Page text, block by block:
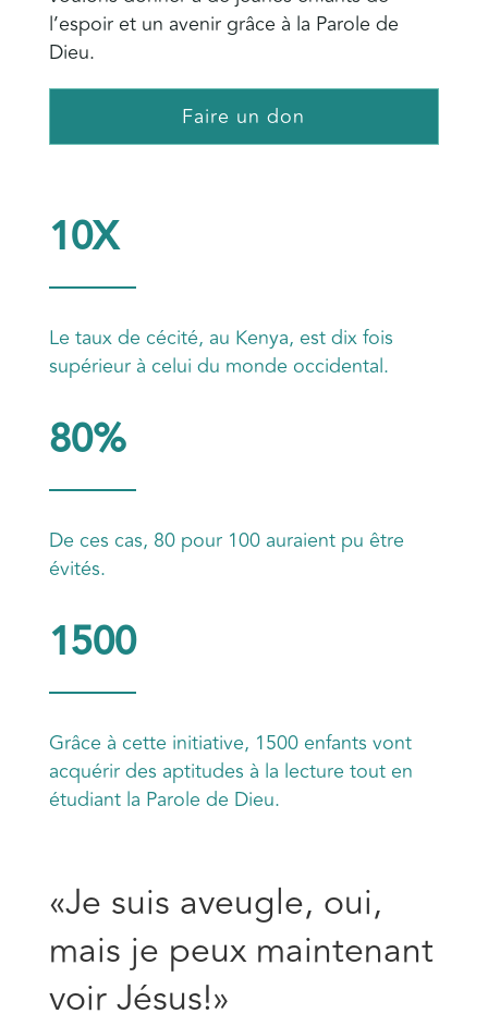
l’espoir et un avenir grâce à la Parole de
Dieu.
Faire un don
10X
Le taux de cécité, au Kenya, est dix fois
supérieur à celui du monde occidental.
80%
De ces cas, 80 pour 100 auraient pu être
évités.
1500
Grâce à cette initiative, 1500 enfants vont
acquérir des aptitudes à la lecture tout en
étudiant la Parole de Dieu.
«Je suis aveugle, oui,
mais je peux maintenant
voir Jésus!»